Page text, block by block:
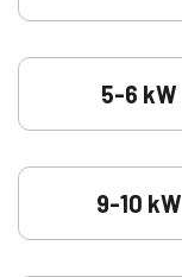
5-6 kW
9-10 kW